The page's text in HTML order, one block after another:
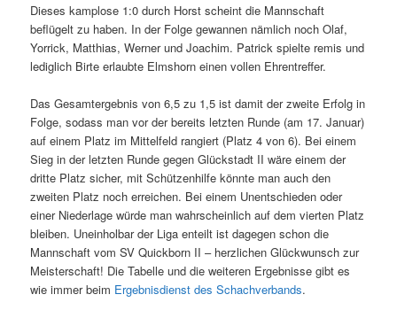
Dieses kamplose 1:0 durch Horst scheint die Mannschaft
beflügelt zu haben. In der Folge gewannen nämlich noch Olaf,
Yorrick, Matthias, Werner und Joachim. Patrick spielte remis und
lediglich Birte erlaubte Elmshorn einen vollen Ehrentreffer.
Das Gesamtergebnis von 6,5 zu 1,5 ist damit der zweite Erfolg in
Folge, sodass man vor der bereits letzten Runde (am 17. Januar)
auf einem Platz im Mittelfeld rangiert (Platz 4 von 6). Bei einem
Sieg in der letzten Runde gegen Glückstadt II wäre einem der
dritte Platz sicher, mit Schützenhilfe könnte man auch den
zweiten Platz noch erreichen. Bei einem Unentschieden oder
einer Niederlage würde man wahrscheinlich auf dem vierten Platz
bleiben. Uneinholbar der Liga enteilt ist dagegen schon die
Mannschaft vom SV Quickborn II – herzlichen Glückwunsch zur
Meisterschaft! Die Tabelle und die weiteren Ergebnisse gibt es
wie immer beim Ergebnisdienst des Schachverbands.